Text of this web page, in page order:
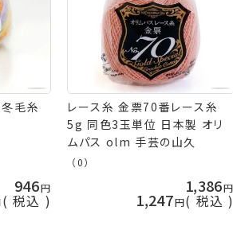
毛糸
946
税込
レース糸 金票70番レース糸
5g 同色3玉単位 日本製 オリ
ムパス olm 手芸の山久
（0）
1,386
1,247 税込